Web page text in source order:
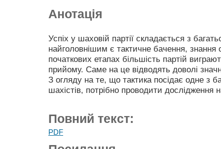
Анотація
Успіх у шаховій партії складається з
найголовнішим є тактичне бачення,
початкових етапах більшість партій
прийому. Саме на це відводять доволі
З огляду на те, що тактика посідає одне з
шахістів, потрібно проводити дослідження
Повний текст:
PDF